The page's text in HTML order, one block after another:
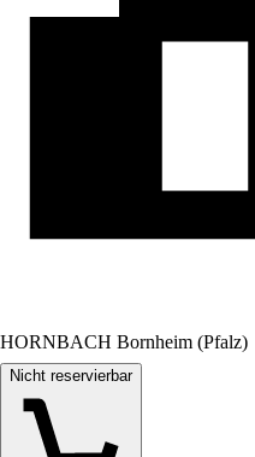
HORNBACH Bornheim (Pfalz)
Nicht reservierbar